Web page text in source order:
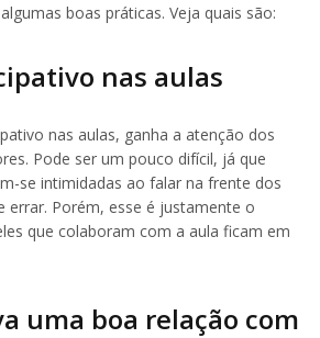
boas práticas. Veja quais são:
nas aulas
nas aulas, ganha a atenção dos
Pode ser um pouco difícil, já que
se intimidadas ao falar na frente dos
errar. Porém, esse é justamente o
que colaboram com a aula ficam em
uma boa relação com